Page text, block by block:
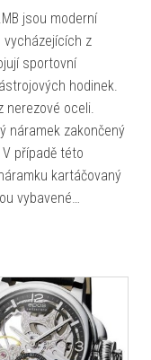
jsou moderní
z
sportovní
hodinek.
nerezové oceli.
náramek zakončený
případě této
kartáčovaný
vybavené…